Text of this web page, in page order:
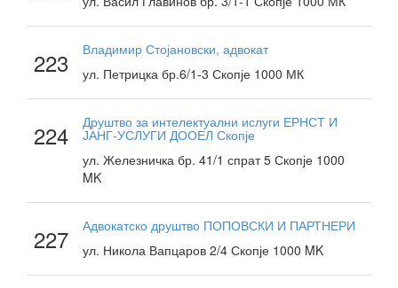
223
Владимир Стојановски, адвокат
ул. Петрицка бр.6/1-3 Скопје 1000 МК
224 Друштво за интелектуални ислуги ЕРНСТ И
ЈАНГ-УСЛУГИ ДООЕЛ Скопје
ул. Железничка бр. 41/1 спрат 5 Скопје 1000
MK
227
Адвокатско друштво ПОПОВСКИ И ПАРТНЕРИ
ул. Никола Вапцаров 2/4 Скопје 1000 MK